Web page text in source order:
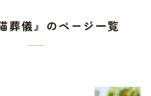
葬儀』のページ一覧